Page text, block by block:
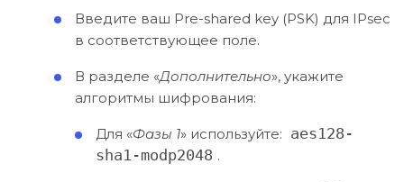
Введите ваш Pre-shared key (PSK) для IPsec
в соответствующее поле.
В разделе «Дополнительно», укажите
алгоритмы шифрования:
Для «Фазы 1» используйте: aes128-
sha1-modp2048 .